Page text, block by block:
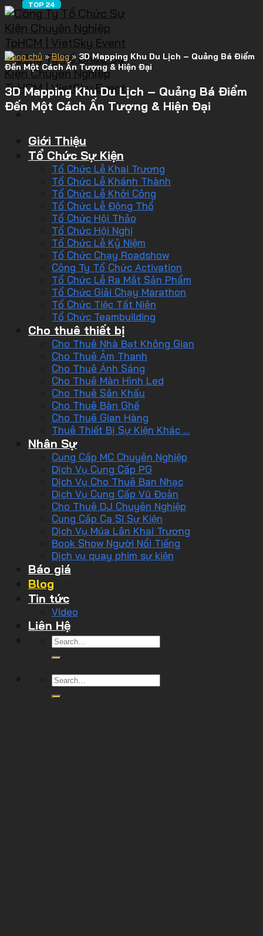
Giới Thiệu
Tổ Chức Sự Kiện
Tổ Chức Lễ Khai Trương
Tổ Chức Lễ Khánh Thành
Tổ Chức Lễ Khởi Công
Tổ Chức Lễ Động Thổ
Tổ Chức Hội Thảo
Tổ Chức Hội Nghị
Tổ Chức Lễ Kỷ Niệm
Tổ Chức Chạy Roadshow
Công Ty Tổ Chức Activation
Tổ Chức Lễ Ra Mắt Sản Phẩm
Tổ Chức Giải Chạy Marathon
Tổ Chức Tiệc Tất Niên
Tổ Chức Teambuilding
Cho thuê thiết bị
Cho Thuê Nhà Bạt Không Gian
Cho Thuê Âm Thanh
Cho Thuê Ánh Sáng
Cho Thuê Màn Hình Led
Cho Thuê Sân Khấu
Cho Thuê Bàn Ghế
Cho Thuê Gian Hàng
Thuê Thiết Bị Sự Kiện Khác …
Nhân Sự
Cung Cấp MC Chuyên Nghiệp
Dịch Vụ Cung Cấp PG
Dịch Vụ Cho Thuê Ban Nhạc
Dịch Vụ Cung Cấp Vũ Đoàn
Cho Thuê DJ Chuyên Nghiệp
Cung Cấp Ca Sĩ Sự Kiện
Dịch Vụ Múa Lân Khai Trương
Book Show Người Nổi Tiếng
Dịch vụ quay phim sự kiện
Báo giá
Blog
Tin tức
Video
Liên Hệ
Trang chủ » Blog » 3D Mapping Khu Du Lịch – Quảng Bá Điểm
Đến Một Cách Ấn Tượng & Hiện Đại
3D Mapping Khu Du Lịch – Quảng Bá Điểm
Đến Một Cách Ấn Tượng & Hiện Đại